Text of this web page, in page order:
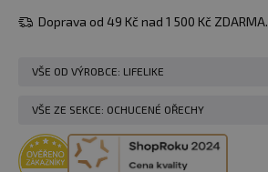
Doprava od 49 Kč nad 1 500 Kč ZDARMA.
VŠE OD VÝROBCE: LIFELIKE
VŠE ZE SEKCE: OCHUCENÉ OŘECHY